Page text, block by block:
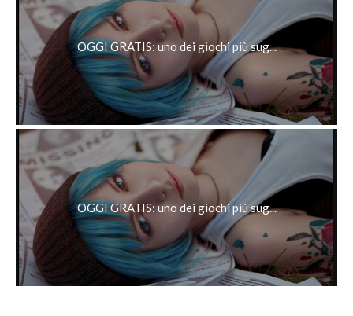
OGGI GRATIS: uno dei giochi più sug...
OGGI GRATIS: uno dei giochi più sug...